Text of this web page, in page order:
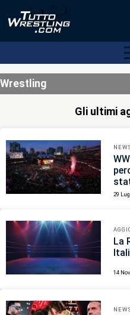
Wrestling
Gli ultimi
29
La
14